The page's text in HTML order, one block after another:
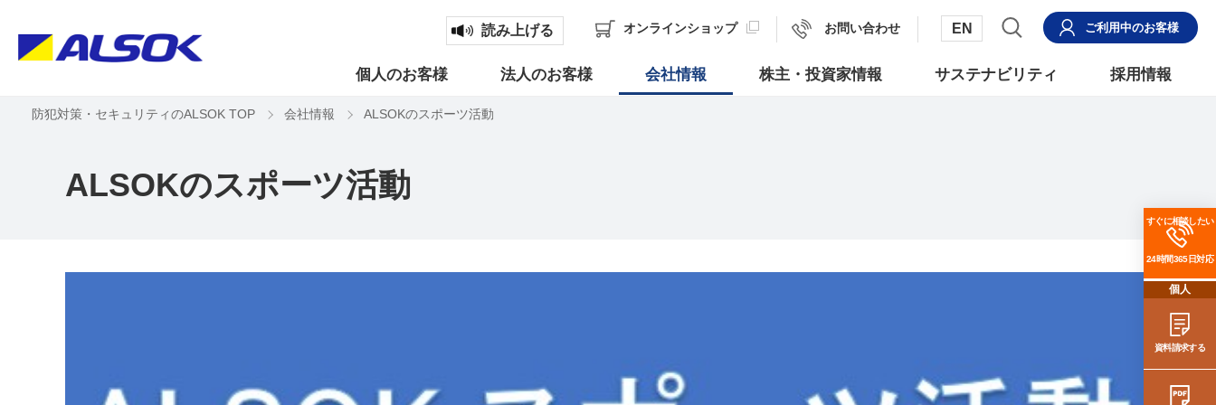
読み上げる オンラインショップ お問い合わせ EN ご利用中のお客様
個人のお客様 法人のお客様 会社情報 株主・投資家情報 サステナビリティ 採用情報
防犯対策・セキュリティのALSOK TOP 会社情報 ALSOKのスポーツ活動
ALSOKのスポーツ活動
すぐに相談したい
24時間365日対応
個人
資料請求する